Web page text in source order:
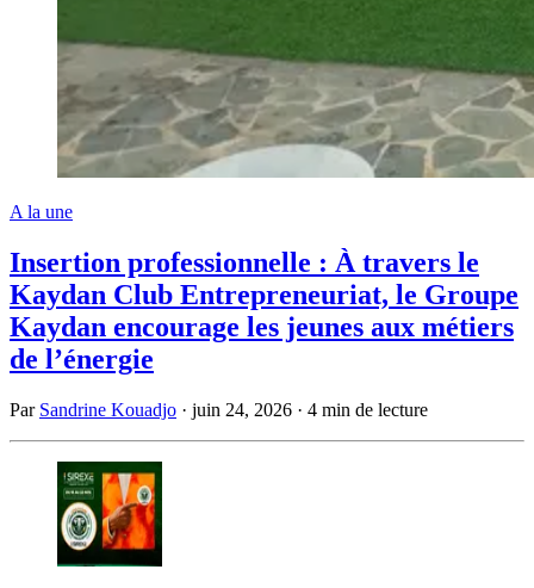
A la une
Insertion professionnelle : À travers le
Kaydan Club Entrepreneuriat, le Groupe
Kaydan encourage les jeunes aux métiers
de l’énergie
Par Sandrine Kouadjo · juin 24, 2026 · 4 min de lecture